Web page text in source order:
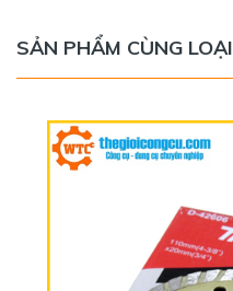
SẢN PHẨM CÙNG LOẠI